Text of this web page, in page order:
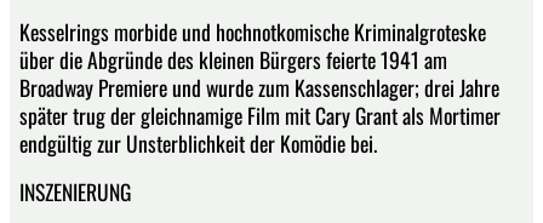
Kesselrings morbide und hochnotkomische Kriminalgroteske
über die Abgründe des kleinen Bürgers feierte 1941 am
Broadway Premiere und wurde zum Kassenschlager; drei Jahre
später trug der gleichnamige Film mit Cary Grant als Mortimer
endgültig zur Unsterblichkeit der Komödie bei.
INSZENIERUNG